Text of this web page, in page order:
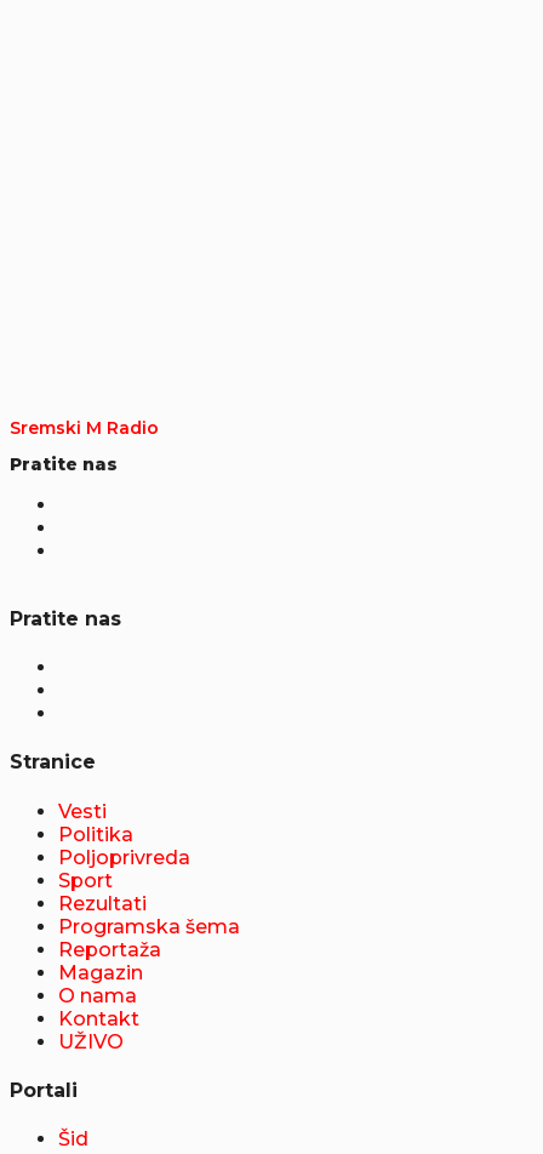
Sremski M Radio
Pratite nas
Pratite nas
Stranice
Vesti
Politika
Poljoprivreda
Sport
Rezultati
Programska šema
Reportaža
Magazin
O nama
Kontakt
UŽIVO
Portali
Šid